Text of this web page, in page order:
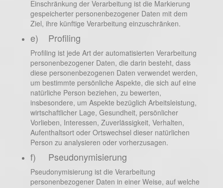
Einschränkung der Verarbeitung ist die Markierung
gespeicherter personenbezogener Daten mit dem
Ziel, ihre künftige Verarbeitung einzuschränken.
e) Profiling
Profiling ist jede Art der automatisierten Verarbeitung
personenbezogener Daten, die darin besteht, dass
diese personenbezogenen Daten verwendet werden,
um bestimmte persönliche Aspekte, die sich auf eine
natürliche Person beziehen, zu bewerten,
insbesondere, um Aspekte bezüglich Arbeitsleistung,
wirtschaftlicher Lage, Gesundheit, persönlicher
Vorlieben, Interessen, Zuverlässigkeit, Verhalten,
Aufenthaltsort oder Ortswechsel dieser natürlichen
Person zu analysieren oder vorherzusagen.
f) Pseudonymisierung
Pseudonymisierung ist die Verarbeitung
personenbezogener Daten in einer Weise, auf welche